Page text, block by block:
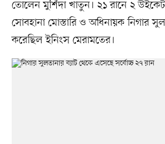
তোলেন মুর্শিদা খাতুন। ২১ রানে ২
সোবহানা মোস্তারি ও অধিনায়ক নিগার
করেছিল ইনিংস মেরামতের।